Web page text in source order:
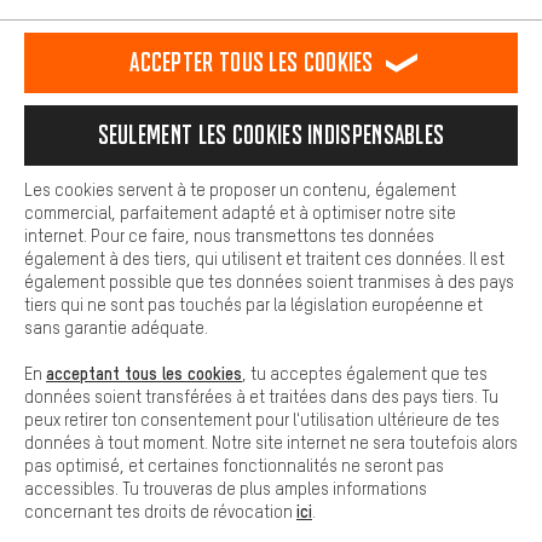
Notre politique en matière de protection de la vie privée
français
FR english
EN Deutsch
DE español
ES
RÉSILIER LE CONTRAT Communauté d'Aix-la-Chapelle
Programme d'affiliation Mentions Légales Protection des données
Reprise des batteries Corepile Paramètres de cookies
Modifier le contraste
Tous les prix s'entendent en euros (MwSt hors) plus les
frais de portpour la livraison vers
est plus confortable. Avec les cookies de confort, nous
Nous pouvons ainsi mettre à ta disposition d'autres contenus et
informations utiles. De plus, tu as la possibilité d'utiliser des
facilement les bons produits. Par exemple, nous proposons une
facilement aux questions.
Cookies de base
Les cookies de base garantissent que tu puisses utiliser les
fonctions de notre site web.
Accepter tous les cookies
Seulement les cookies indispensables
Les cookies servent à te proposer un contenu, également
commercial, parfaitement adapté et à optimiser notre site
internet. Pour ce faire, nous transmettons tes données
également à des tiers, qui utilisent et traitent ces données. Il est
également possible que tes données soient tranmises à des pays
tiers qui ne sont pas touchés par la législation européenne et
sans garantie adéquate.
En acceptant tous les cookies , tu acceptes également que tes
données soient transférées à et traitées dans des pays tiers. Tu
peux retirer ton consentement pour l'utilisation ultérieure de tes
données à tout moment. Notre site internet ne sera toutefois alors
pas optimisé, et certaines fonctionnalités ne seront pas
accessibles. Tu trouveras de plus amples informations
concernant tes droits de révocation ici